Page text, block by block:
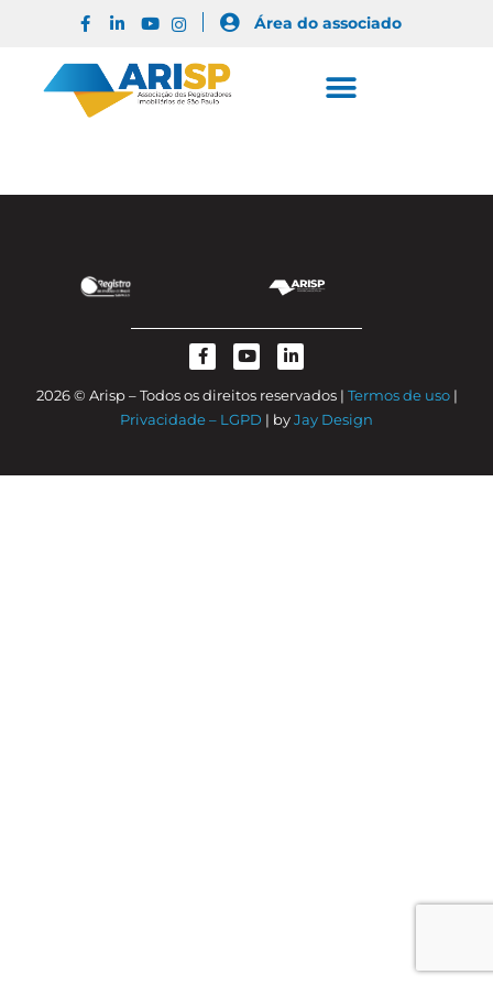
Área do associado
2026 © Arisp – Todos os direitos reservados | Termos de uso|
Privacidade – LGPD | byJay Design